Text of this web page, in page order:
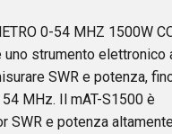
0-54 MHZ 1500W
uno strumento elettronico
SWR e potenza,
MHz. Il mAT-S1500 è
SWR e potenza